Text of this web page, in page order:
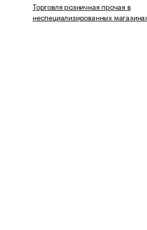
Торговля розничная прочая в
неспециализированных